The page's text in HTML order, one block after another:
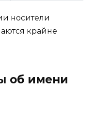
носители
крайне
об имени